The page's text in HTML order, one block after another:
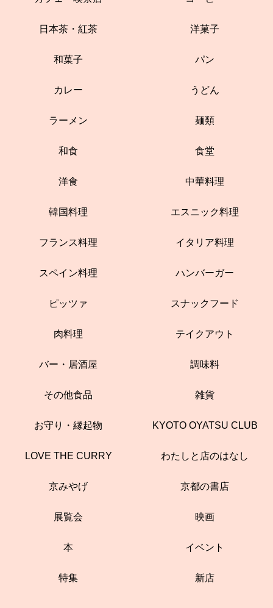
日本茶・紅茶 洋菓子
和菓子 パン
カレー うどん
ラーメン 麺類
和食 食堂
洋食 中華料理
韓国料理 エスニック料理
フランス料理 イタリア料理
スペイン料理 ハンバーガー
ピッツァ スナックフード
肉料理 テイクアウト
バー・居酒屋 調味料
その他食品 雑貨
お守り・縁起物 KYOTO OYATSU CLUB
LOVE THE CURRY わたしと店のはなし
京みやげ 京都の書店
展覧会 映画
本 イベント
特集 新店